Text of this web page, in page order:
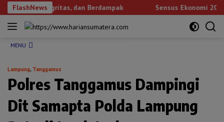
Langsung
ke
konten
FlashNewsdan Berdampak Sensus Ekonomi 2026,
MENU
Lampung, Tanggamus
Polres Tanggamus Dampingi
Dit Samapta Polda Lampung
NEXT